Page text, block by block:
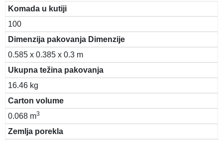
Komada u kutiji
100
Dimenzija pakovanja Dimenzije
0.585 x 0.385 x 0.3 m
Ukupna težina pakovanja
16.46 kg
Carton volume
0.068 m3
Zemlja porekla